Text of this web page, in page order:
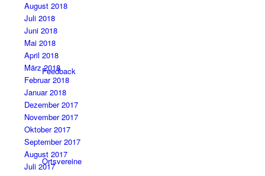
Feedback
Ortsvereine
August 2018
Juli 2018
Juni 2018
Mai 2018
April 2018
März 2018
Februar 2018
Januar 2018
Dezember 2017
November 2017
Oktober 2017
September 2017
August 2017
Juli 2017